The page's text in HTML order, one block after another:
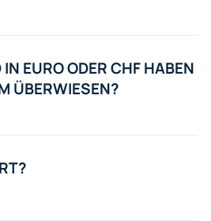
EURO ODER CHF HABEN
ÜBERWIESEN?